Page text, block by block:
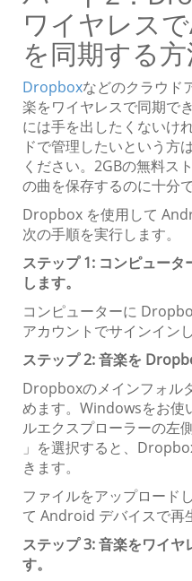
ワイヤレス
を同期する
Dropboxなどのクラウド
楽をワイヤレスで同期で
には手を出したくないけ
ドで管理したいという
ください。2GBの無料ス
の曲を保存するのに十分で
Dropbox を使用して
次の手順を実行します。
ステップ 1: コンピュー
します。
コンピューターに
アカウントでサインインし
ステップ 2: 音楽を
Dropboxのメインフォル
めます。Windowsをお使
ルエクスプローラーの左
」を選択すると、
きます。
ファイルをアップロード
て Android デバイスで再
ステップ 3: 音楽をワイ
す。